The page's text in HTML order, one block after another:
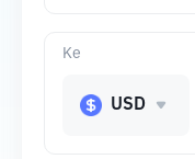
Ke
USD